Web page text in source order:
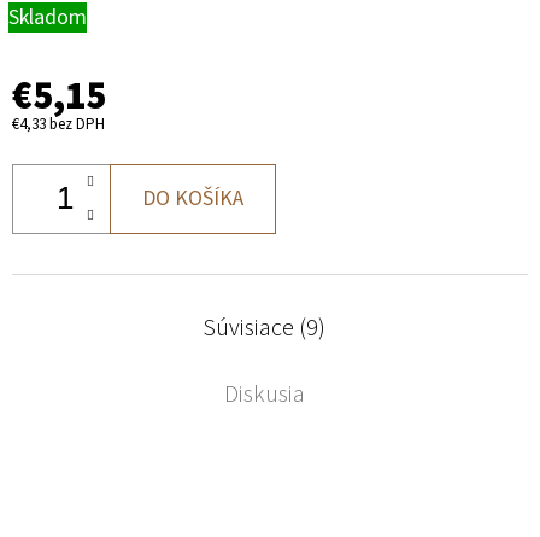
Skladom
€5,15
€4,33 bez DPH
DO KOŠÍKA
Súvisiace (9)
Diskusia